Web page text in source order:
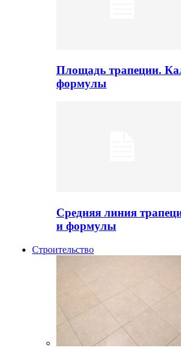
Площадь трапеции.
формулы
Средняя линия
и формулы
Строительство